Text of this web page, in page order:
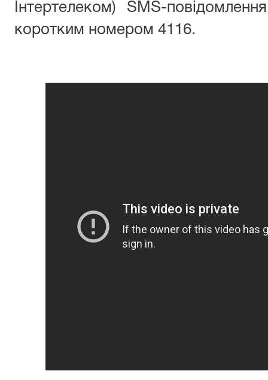
Інтертелеком) SMS-
коротким номером 4116.